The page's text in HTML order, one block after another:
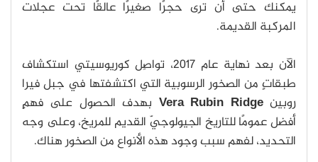
يمكنك حتى أن ترى حجرًا صغيرًا عالقًا تحت عجلات
المركبة القديمة.
الآن بعد نهاية عام 2017، تواصِل كوريوسيتي استكشاف
طبقاتٍ من الصخور الرسوبية التي اكتشفتها في جبل فيرا
روبينVera Rubin Ridge بهدف الحصول على فهمٍ
أفضل عمومًا للتاريخ الجيولوجيّ القديم للمريخ، وعلى وجه
التحديد، لفهم سبب وجود هذه الأنواع من الصخور هناك.